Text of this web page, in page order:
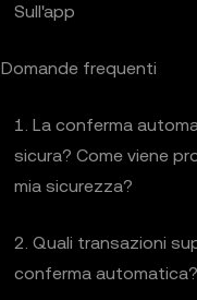
Sull'app
Domande frequenti
1. La conferma
sicura? Come viene
mia sicurezza?
2. Quali transazioni
conferma automatica?